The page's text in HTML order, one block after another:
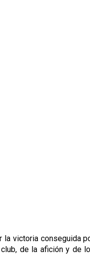
victoria conseguida
de la afición y